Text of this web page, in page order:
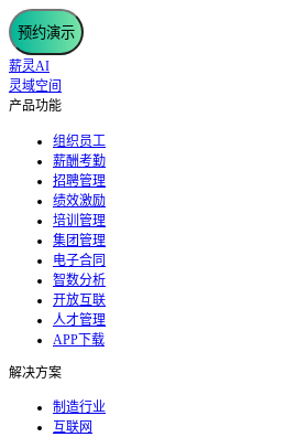
预约演示
薪灵AI
灵域空间
产品功能
组织员工
薪酬考勤
招聘管理
绩效激励
培训管理
集团管理
电子合同
智数分析
开放互联
人才管理
APP下载
解决方案
制造行业
互联网